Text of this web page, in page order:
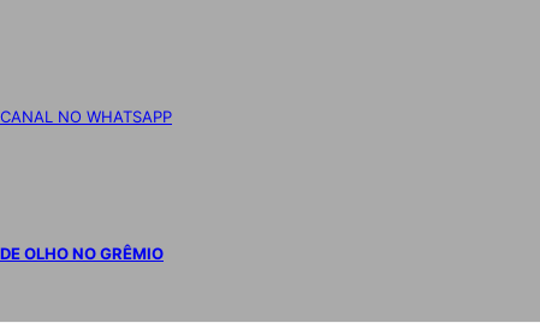
CANAL NO WHATSAPP
DE OLHO NO GRÊMIO